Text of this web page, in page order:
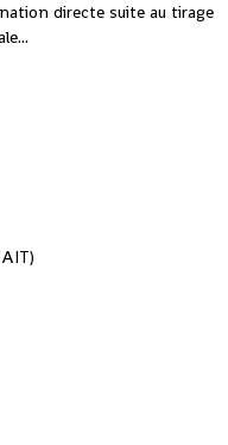
directe suite au tirage